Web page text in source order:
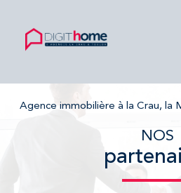
Agence immobilière à la Crau, la
NOS